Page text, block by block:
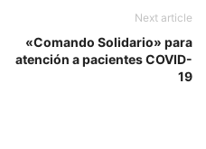
Next article
«Comando Solidario» para
atención a pacientes COVID-
19